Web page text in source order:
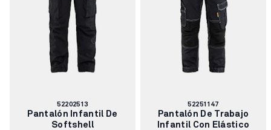
Número
de
artículo:
52202513
Pantalón Infantil De
Softshell
Número
de
artículo:
52251147
Pantalón De Trabajo
Infantil Con Elástico